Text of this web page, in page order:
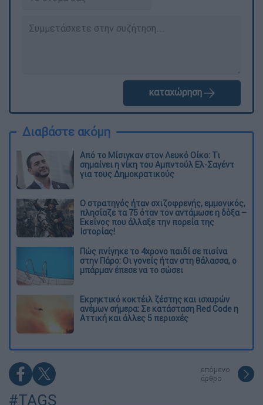
καταχώρηση
Διαβάστε ακόμη
Από το Μίσιγκαν στον Λευκό Οίκο: Τι
σημαίνει η νίκη του Αμπντούλ Ελ-Σαγέντ
για τους Δημοκρατικούς
O στρατηγός ήταν σχιζοφρενής, εμμονικός,
πλησίαζε τα 75 όταν τον αντάμωσε η δόξα –
Εκείνος που άλλαξε την πορεία της
Ιστορίας!
Πώς πνίγηκε το 4χρονο παιδί σε πισίνα
στην Πάρο: Οι γονείς ήταν στη θάλασσα, ο
μπάρμαν έπεσε να το σώσει
Εκρηκτικό κοκτέιλ ζέστης και ισχυρών
ανέμων σήμερα: Σε κατάσταση Red Code η
Αττική και άλλες 5 περιοχές
επόμενο
άρθρο
#TAGS